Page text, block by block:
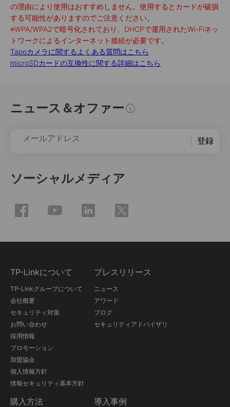
の理由により使用はおすすめしません。使用するとカードが破損
する可能性がありますのでご注意ください。
※WPA/WPA2で暗号化されており、DHCPで運用されたWi-Fiネッ
トワークによるインターネット接続が必要です。
Tapoカメラに関するよくある質問はこちら
microSDカードの互換性に関する詳細はこちら
ニュース＆オファー
メールアドレス 登録
ソーシャルメディア
TP-Linkについて
TP-Linkグループについて
会社概要
セキュリティ対策
お問い合わせ
採用情報
プロモーション
加盟協会
個人情報方針
情報セキュリティ基本方針
プレスリリース
ニュース
アワード
ブログ
セキュリティアドバイザリ
購入方法 導入事例